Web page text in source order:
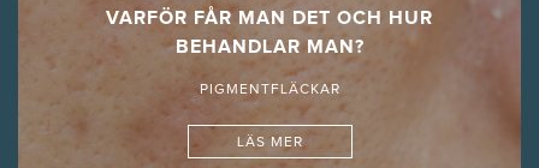
VARFÖR FÅR MAN DET OCH HUR
BEHANDLAR MAN?
PIGMENTFLÄCKAR
LÄS MER